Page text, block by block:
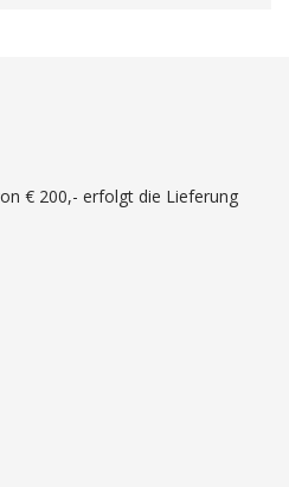
€ 200,- erfolgt die Lieferung